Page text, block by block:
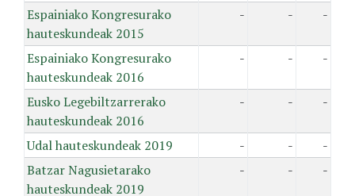
Espainiako Kongresurako
hauteskundeak 2015
- - -
Espainiako Kongresurako
hauteskundeak 2016
- - -
Eusko Legebiltzarrerako
hauteskundeak 2016
- - -
Udal hauteskundeak 2019 - -
-
Batzar Nagusietarako
hauteskundeak 2019
- - -